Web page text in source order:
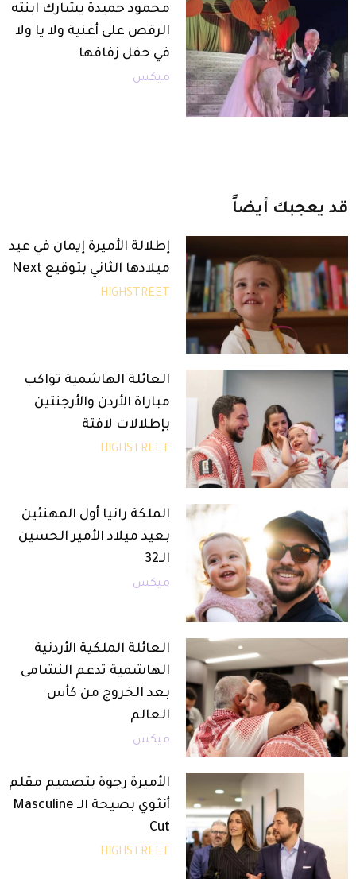
محمود حميدة يشارك ابنته
الرقص على أغنية ولا يا ولا
في حفل زفافها
ميكس
قد يعجبك أيضاً
إطلالة الأميرة إيمان في عيد
ميلادها الثاني بتوقيع Next
HIGHSTREET
العائلة الهاشمية تواكب
مباراة الأردن والأرجنتين
بإطلالات لافتة
HIGHSTREET
الملكة رانيا أول المهنئين
بعيد ميلاد الأمير الحسين
الـ32
ميكس
العائلة الملكية الأردنية
الهاشمية تدعم النشامى
بعد الخروج من كأس
العالم
ميكس
الأميرة رجوة بتصميم مقلم
أنثوي بصيحة الـ Masculine
Cut
HIGHSTREET